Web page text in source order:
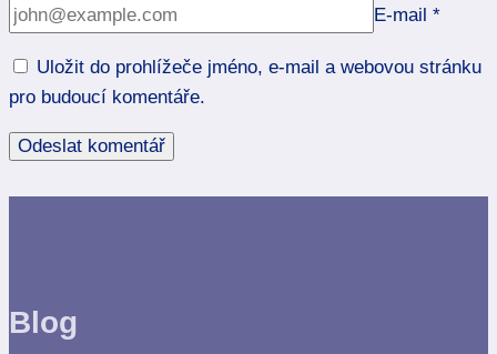
E-mail *
Uložit do prohlížeče jméno, e-mail a webovou stránku
pro budoucí komentáře.
Blog